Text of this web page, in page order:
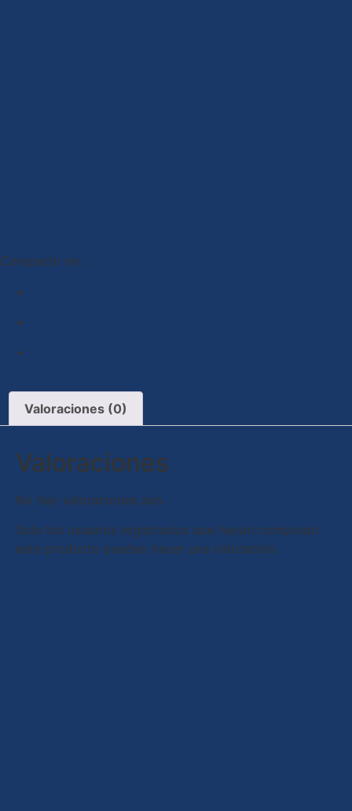
Compartir en :
Valoraciones (0)
Valoraciones
No hay valoraciones aún.
Solo los usuarios registrados que hayan comprado
este producto pueden hacer una valoración.